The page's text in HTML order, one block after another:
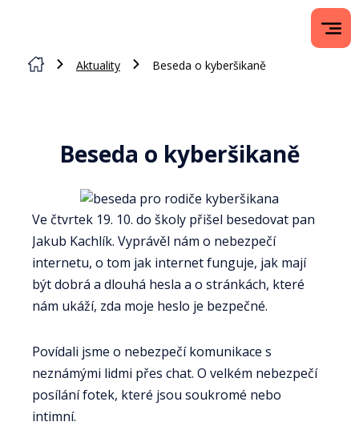
Aktuality Beseda o kyberšikaně
Beseda o kyberšikaně
Ve čtvrtek 19. 10. do školy přišel besedovat pan
Jakub Kachlík. Vyprávěl nám o nebezpečí
internetu, o tom jak internet funguje, jak mají
být dobrá a dlouhá hesla a o stránkách, které
nám ukáží, zda moje heslo je bezpečné.
Povídali jsme o nebezpečí komunikace s
neznámými lidmi přes chat. O velkém nebezpečí
posílání fotek, které jsou soukromé nebo
intimní.